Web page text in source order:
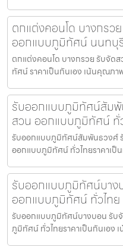
ตกแต่งคอนโด บางกรว
ออกแบบภูมิทัศน์ นนทบุ
ตกแต่งคอนโด บางกรวย รับจั
ทัศน์ ราคาเป็นกันเอง เน้นคุณภ
รับออกแบบภูมิทัศน์สัม
สวน ออกแบบภูมิทัศน์ ทั่
รับออกแบบภูมิทัศน์สัมพันธวงศ์
ออกแบบภูมิทัศน์ ทั่วไทยราคาเป็
รับออกแบบภูมิทัศน์บา
ออกแบบภูมิทัศน์ ทั่วไทย
รับออกแบบภูมิทัศน์บางบอน รับ
ภูมิทัศน์ ทั่วไทยราคาเป็นกันเอง